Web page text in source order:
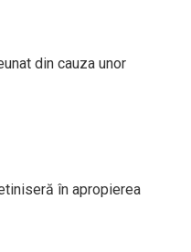
din cauza unor
în apropierea